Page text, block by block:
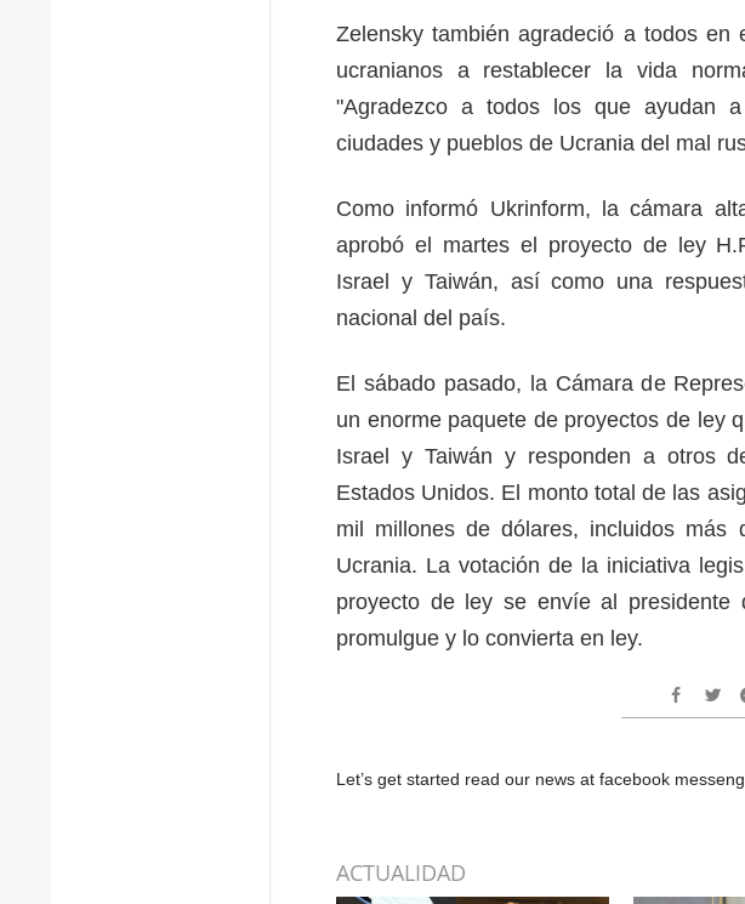
Zelensky también agradeció a todos
ucranianos a restablecer la vida
"Agradezco a todos los que ayudan
ciudades y pueblos de Ucrania del mal
Como informó Ukrinform, la cámara
aprobó el martes el proyecto de ley
Israel y Taiwán, así como una
nacional del país.
El sábado pasado, la Cámara de
un enorme paquete de proyectos de ley
Israel y Taiwán y responden a otros
Estados Unidos. El monto total de las
mil millones de dólares, incluidos
Ucrania. La votación de la iniciativa
proyecto de ley se envíe al
promulgue y lo convierta en ley.
Let’s get started read our news at facebook
ACTUALIDAD